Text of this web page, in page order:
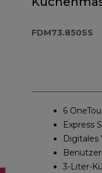
FDM73.850SS
6
Express
Digitales
3-Liter-